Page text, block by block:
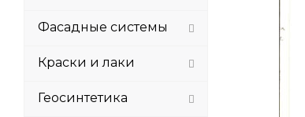
Фасадные системы
Краски и лаки
Геосинтетика